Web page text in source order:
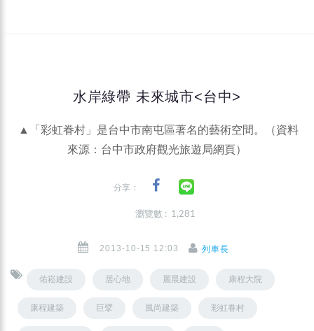
水岸綠帶 未來城市<台中>
▲「彩虹眷村」是台中市南屯區著名的藝術空間。（資料
來源：台中市政府觀光旅遊局網頁）
分享：
瀏覽數 : 1,281
2013-10-15 12:03 列車長
佑崧建設 居心地 麗晨建設 康程大院
康程建築 巨擘 風尚建築 彩虹眷村